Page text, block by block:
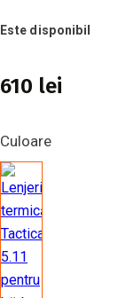
Este disponibil
610 lei
Culoare